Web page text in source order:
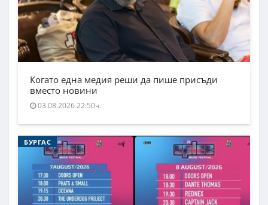
Когато една медия реши да пише присъди
вместо новини
03.08.2026 22:50ч.
БУРГАС